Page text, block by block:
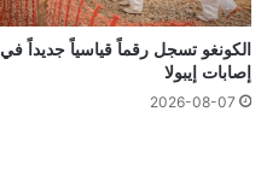
الكونغو تسجل رقماً قياسياً جديداً في
إصابات إيبولا
2026-08-07